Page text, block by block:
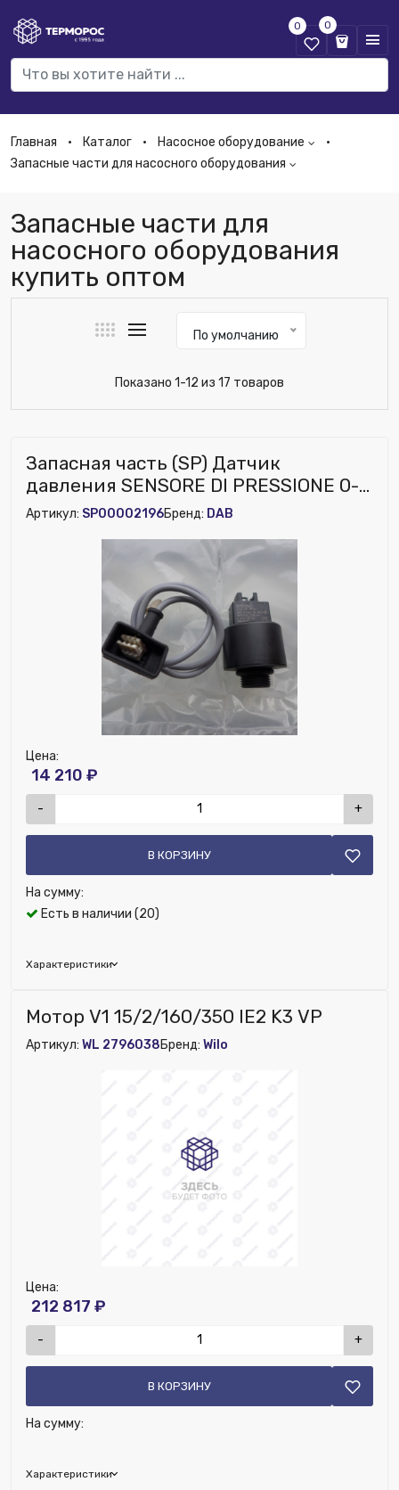
0 0
Главная Каталог
Насосное оборудование
Запасные части для насосного оборудования
Запасные части для
насосного оборудования
купить оптом
По умолчанию
Показано 1-12 из 17 товаров
Запасная часть (SP) Датчик
давления SENSORE DI PRESSIONE 0-
16 BAR
Артикул: SP00002196Бренд: DAB
Есть в наличии (20)
Характеристики
Цена:
14 210 ₽
- +
В КОРЗИНУ
На сумму:
Исключить из публикации на веб-витрине mag1c:
Мотор V1 15/2/160/350 IE2 K3 VP
Артикул: WL 2796038Бренд: Wilo
Характеристики
Цена:
212 817 ₽
- +
В КОРЗИНУ
На сумму: